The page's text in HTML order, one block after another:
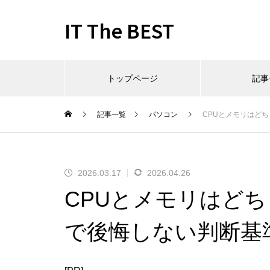
IT The BEST
トップページ 記
記事一覧 パソコン CPUとメモリはど
2026.03.17 2026.04.26
CPUとメモリはど
で後悔しない判断基